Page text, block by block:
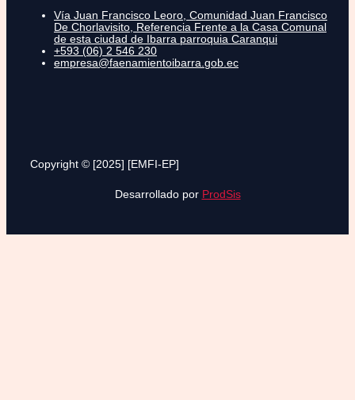
Vía Juan Francisco Leoro, Comunidad Juan Francisco
De Chorlavisito, Referencia Frente a la Casa Comunal
de esta ciudad de Ibarra parroquia Caranqui
+593 (06) 2 546 230
empresa@faenamientoibarra.gob.ec
Copyright © [2025] [EMFI-EP]
Desarrollado por ProdSis